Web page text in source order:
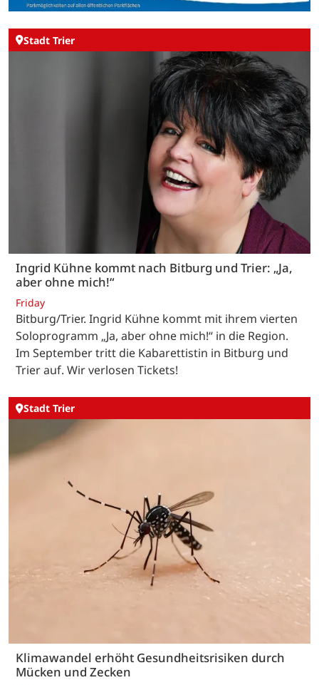
Stadt Trier
Ingrid Kühne kommt nach Bitburg und Trier: „Ja,
aber ohne mich!“
Friday
Bitburg/Trier. Ingrid Kühne kommt mit ihrem vierten
Soloprogramm „Ja, aber ohne mich!“ in die Region.
Im September tritt die Kabarettistin in Bitburg und
Trier auf. Wir verlosen Tickets!
Stadt Trier
Klimawandel erhöht Gesundheitsrisiken durch
Mücken und Zecken